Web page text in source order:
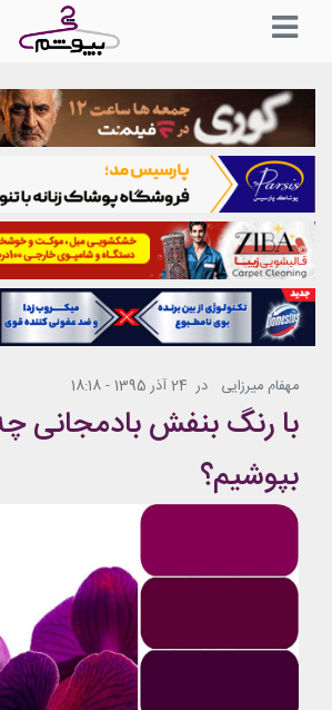
مهفام میرزایی در 24 آذر 1395 - 18:18
با رنگ بنفش بادمجانی
بپوشیم؟